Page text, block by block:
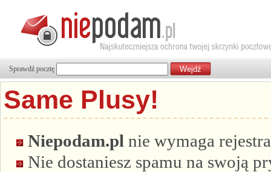
Sprawdź pocztę
Same Plusy!
Niepodam.pl nie wymaga
Nie dostaniesz spamu na swoją